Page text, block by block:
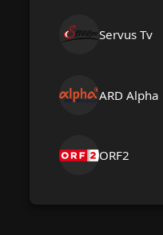
Servus Tv
ARD Alpha
ORF2